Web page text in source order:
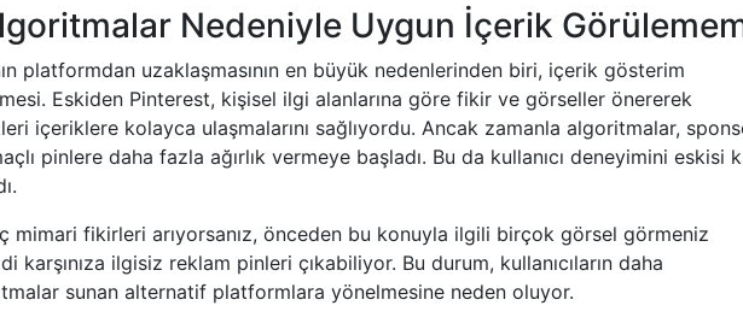
Nedeniyle Uygun İçerik
platformdan uzaklaşmasının en büyük nedenlerinden biri, içerik gösterim
Eskiden Pinterest, kişisel ilgi alanlarına göre fikir ve görseller önererek
içeriklere kolayca ulaşmalarını sağlıyordu. Ancak zamanla algoritmalar,
pinlere daha fazla ağırlık vermeye başladı. Bu da kullanıcı deneyimini eskisi
mimari fikirleri arıyorsanız, önceden bu konuyla ilgili birçok görsel görmeniz
karşınıza ilgisiz reklam pinleri çıkabiliyor. Bu durum, kullanıcıların daha
sunan alternatif platformlara yönelmesine neden oluyor.